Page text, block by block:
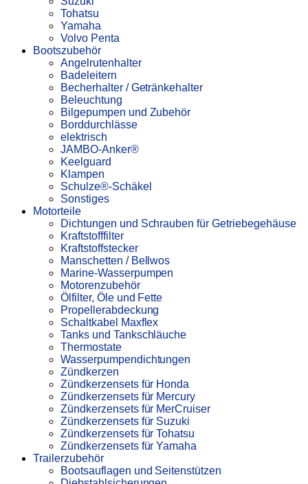
Tohatsu
Yamaha
Volvo Penta
Bootszubehör
Angelrutenhalter
Badeleitern
Becherhalter / Getränkehalter
Beleuchtung
Bilgepumpen und Zubehör
Borddurchlässe
elektrisch
JAMBO-Anker®
Keelguard
Klampen
Schulze®-Schäkel
Sonstiges
Motorteile
Dichtungen und Schrauben für Getriebegehäuse
Kraftstofffilter
Kraftstoffstecker
Manschetten / Bellwos
Marine-Wasserpumpen
Motorenzubehör
Ölfilter, Öle und Fette
Propellerabdeckung
Schaltkabel Maxflex
Tanks und Tankschläuche
Thermostate
Wasserpumpendichtungen
Zündkerzen
Zündkerzensets für Honda
Zündkerzensets für Mercury
Zündkerzensets für MerCruiser
Zündkerzensets für Suzuki
Zündkerzensets für Tohatsu
Zündkerzensets für Yamaha
Trailerzubehör
Bootsauflagen und Seitenstützen